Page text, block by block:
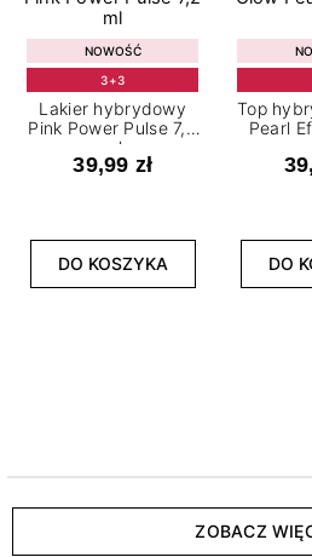
NOWOŚĆ
3+3
Lakier hybrydowy
Pink Power Pulse 7,2
ml
39,99 zł
DO KOSZYKA
Top
Pearl
DO
ZOBACZ